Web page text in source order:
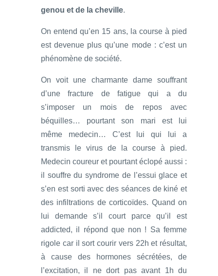
genou et de la cheville.
On entend qu’en 15 ans, la course à pied
est devenue plus qu’une mode : c’est un
phénomène de société.
On voit une charmante dame souffrant
d’une fracture de fatigue qui a du
s’imposer un mois de repos avec
béquilles… pourtant son mari est lui
même medecin… C’est lui qui lui a
transmis le virus de la course à pied.
Medecin coureur et pourtant éclopé aussi :
il souffre du syndrome de l’essui glace et
s’en est sorti avec des séances de kiné et
des infiltrations de corticoïdes. Quand on
lui demande s’il court parce qu’il est
addicted, il répond que non ! Sa femme
rigole car il sort courir vers 22h et résultat,
à cause des hormones sécrétées, de
l’excitation, il ne dort pas avant 1h du